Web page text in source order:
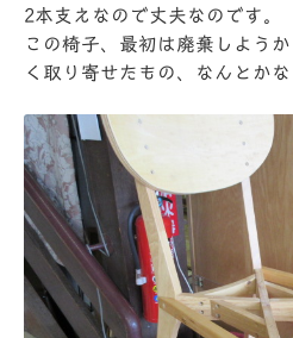
2本支えなので丈夫なのです。
この椅子、最初は廃棄しよう
く取り寄せたもの、なんとか